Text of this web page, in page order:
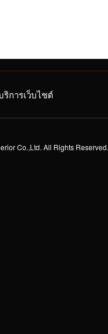
ริการเว็บไซต์
Co.,Ltd. All Rights Reserved.